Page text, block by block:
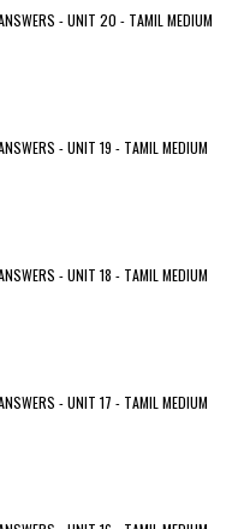
- UNIT 20 - TAMIL MEDIUM
- UNIT 19 - TAMIL MEDIUM
- UNIT 18 - TAMIL MEDIUM
- UNIT 17 - TAMIL MEDIUM